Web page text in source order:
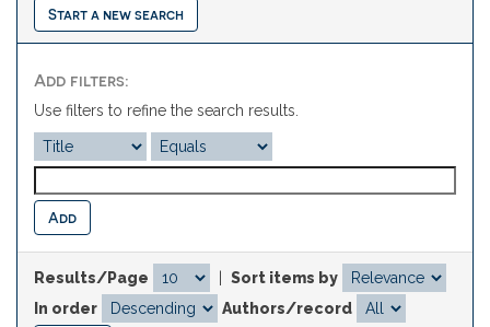
Start a new search
Add filters:
Use filters to refine the search results.
Results/Page
Sort items by
In order
Authors/record